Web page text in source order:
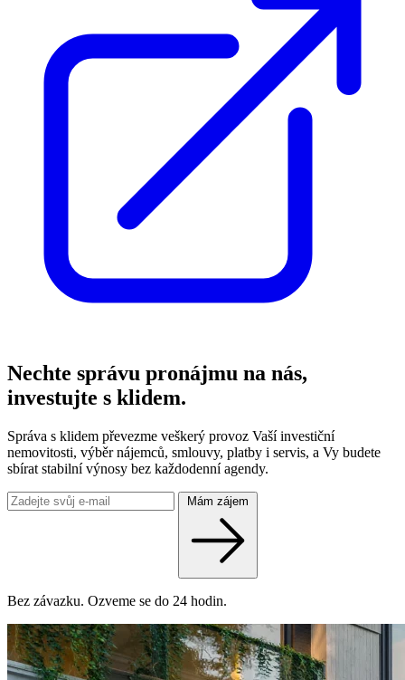
Nechte správu pronájmu na nás,
investujte s klidem.
Správa s klidem převezme veškerý provoz Vaší investiční
nemovitosti, výběr nájemců, smlouvy, platby i servis, a Vy budete
sbírat stabilní výnosy bez každodenní agendy.
Mám zájem
Bez závazku. Ozveme se do 24 hodin.